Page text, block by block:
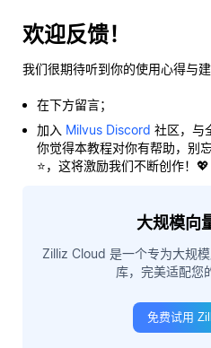
欢迎反馈！
我们很期待听到你的使用心得与建
在下方留言；
加入 Milvus Discord 社区，与
你觉得本教程对你有帮助，别
⭐，这将激励我们不断创作！💖
大规模向
Zilliz Cloud 是一个专为大规
库，完美适配您
免费试用